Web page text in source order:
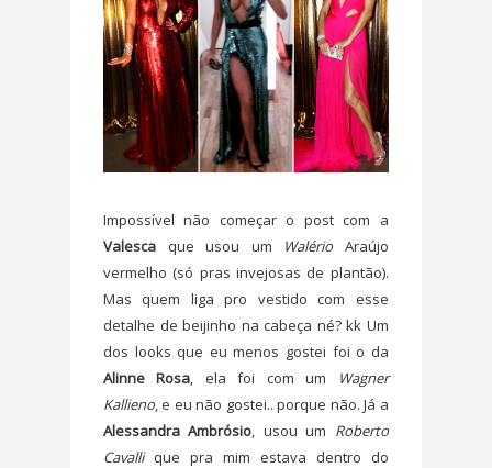
Impossível não começar o post com a
Valesca que usou um Walério Araújo
vermelho (só pras invejosas de plantão).
Mas quem liga pro vestido com esse
detalhe de beijinho na cabeça né? kk Um
dos looks que eu menos gostei foi o da
Alinne Rosa, ela foi com um
Wagner
Kallieno, e eu não gostei.. porque não. Já a
Alessandra Ambrósio, usou um Roberto
Cavallique pra mim estava dentro do